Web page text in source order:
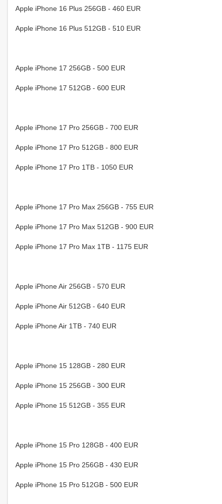
Apple iPhone 16 Plus 256GB - 460 EUR
Apple iPhone 16 Plus 512GB - 510 EUR
Apple iPhone 17 256GB - 500 EUR
Apple iPhone 17 512GB - 600 EUR
Apple iPhone 17 Pro 256GB - 700 EUR
Apple iPhone 17 Pro 512GB - 800 EUR
Apple iPhone 17 Pro 1TB - 1050 EUR
Apple iPhone 17 Pro Max 256GB - 755 EUR
Apple iPhone 17 Pro Max 512GB - 900 EUR
Apple iPhone 17 Pro Max 1TB - 1175 EUR
Apple iPhone Air 256GB - 570 EUR
Apple iPhone Air 512GB - 640 EUR
Apple iPhone Air 1TB - 740 EUR
Apple iPhone 15 128GB - 280 EUR
Apple iPhone 15 256GB - 300 EUR
Apple iPhone 15 512GB - 355 EUR
Apple iPhone 15 Pro 128GB - 400 EUR
Apple iPhone 15 Pro 256GB - 430 EUR
Apple iPhone 15 Pro 512GB - 500 EUR